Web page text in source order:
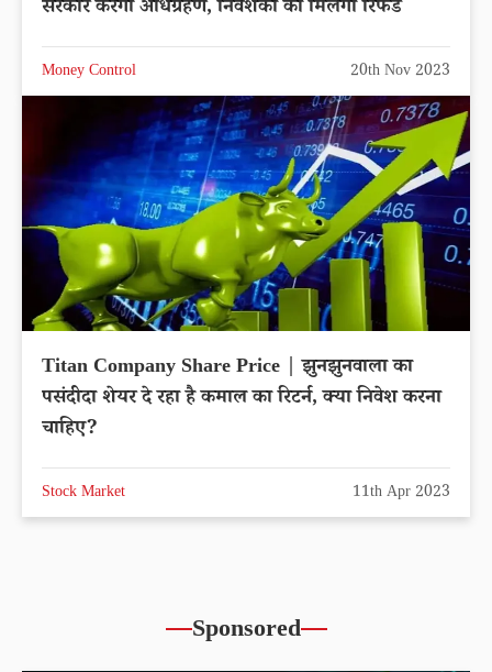
सरकार करेगी अधिग्रहण, निवेशकों को मिलेगा रिफंड
Money Control 20th Nov 2023
Titan Company Share Price | झुनझुनवाला का
पसंदीदा शेयर दे रहा है कमाल का रिटर्न, क्या निवेश करना
चाहिए?
Stock Market 11th Apr 2023
Sponsored